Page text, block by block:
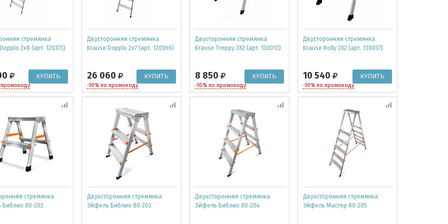
стремянка
2x8 (арт. 120373)
промокоду
Двусторонняя стремянка
Krause Dopplo 2x7 (арт. 120366)
26 060
-10% по промокоду
Двусторонняя стремянка
Krause Treppy 2Х2 (арт. 130013)
8 850
-10% по промокоду
Двусторонняя стремянка
Krause Rolly 2Х2 (арт. 130037)
10 540
-10% по промокоду
стремянка
80-202
Двухсторонняя стремянка
Эйфель Библио 80-203
Двухсторонняя стремянка
Эйфель Библио 80-204
Двухсторонняя стремянка
Эйфель Мастер 80-205